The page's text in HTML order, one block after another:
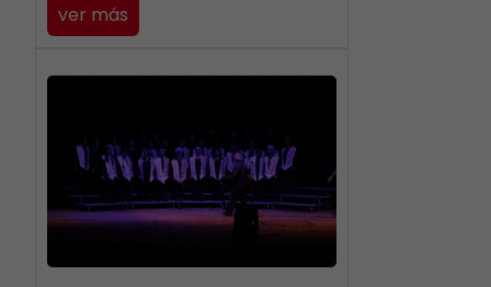
ver más